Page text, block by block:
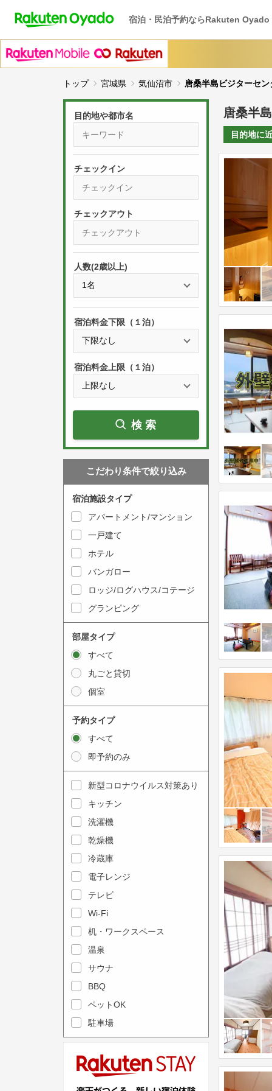
宿泊・民泊予約ならRakuten Oyado
トップ 宮城県 気仙沼市 唐桑半島ビジターセ
目的地や都市名
チェックイン
r
s
s
e
w
a
r
w
e
t
o
t
e
a
c
t
w
i
t
h
c
a
l
n
d
a
r
a
n
s
e
l
c
P
r
s
t
e
w
a
r
w
k
t
o
n
t
e
r
a
c
w
i
t
h
t
h
c
a
l
e
n
d
r
a
n
s
e
e
人数(2歳以上)
宿泊料金下限（１泊）
宿泊料金上限（１泊）
検索
こだわり条件で絞り込み
宿泊施設タイプ
アパートメント/マンション
一戸建て
ホテル
バンガロー
ロッジ/ログハウス/コテージ
グランピング
部屋タイプ
すべて
丸ごと貸切
個室
予約タイプ
すべて
即予約のみ
新型コロナウイルス対策あり
キッチン
洗濯機
乾燥機
冷蔵庫
電子レンジ
テレビ
Wi-Fi
机・ワークスペース
温泉
サウナ
BBQ
ペットOK
駐車場
唐桑半
目的地に